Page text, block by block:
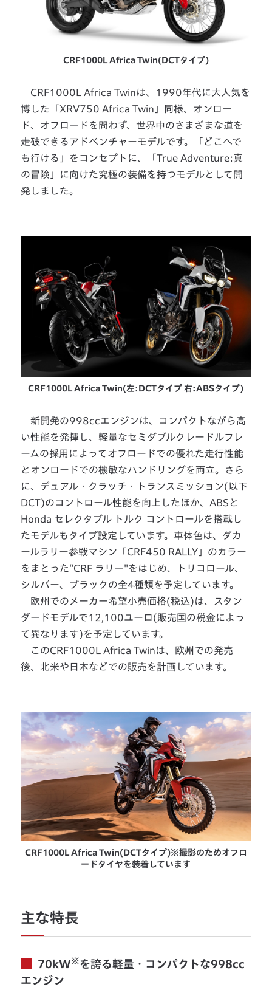
CRF1000L Africa Twin(DCTタイプ)
CRF1000L Africa Twinは、1990年代に大人気を
博した「XRV750 Africa Twin」同様、オンロー
ド、オフロードを問わず、世界中のさまざまな道を
走破できるアドベンチャーモデルです。「どこへで
も行ける」をコンセプトに、「True Adventure:真
の冒険」に向けた究極の装備を持つモデルとして開
発しました。
CRF1000L Africa Twin(左:DCTタイプ 右:ABSタイプ)
新開発の998ccエンジンは、コンパクトながら高
い性能を発揮し、軽量なセミダブルクレードルフレ
ームの採用によってオフロードでの優れた走行性能
とオンロードでの機敏なハンドリングを両立。さら
に、デュアル・クラッチ・トランスミッション(以下
DCT)のコントロール性能を向上したほか、ABSと
Honda セレクタブル トルク コントロールを搭載し
たモデルもタイプ設定しています。車体色は、ダカ
ールラリー参戦マシン「CRF450 RALLY」のカラー
をまとった“CRF ラリー"をはじめ、トリコロール、
シルバー、ブラックの全4種類を予定しています。
欧州でのメーカー希望小売価格(税込)は、スタン
ダードモデルで12,100ユーロ(販売国の税金によっ
て異なります)を予定しています。
このCRF1000L Africa Twinは、欧州での発売
後、北米や日本などでの販売を計画しています。
CRF1000L Africa Twin(DCTタイプ)※撮影のためオフロ
ードタイヤを装着しています
主な特長
70kW※ を誇る軽量・コンパクトな998cc
エンジン